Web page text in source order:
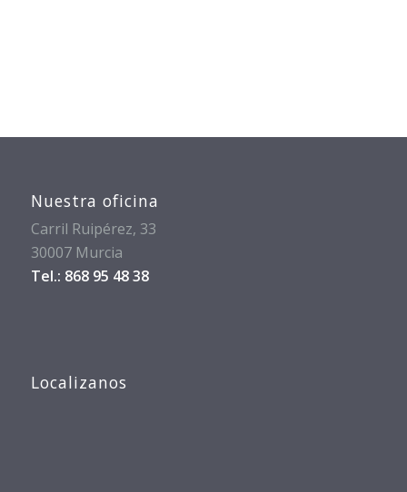
Nuestra oficina
Carril Ruipérez, 33
30007 Murcia
Tel.: 868 95 48 38
Localizanos